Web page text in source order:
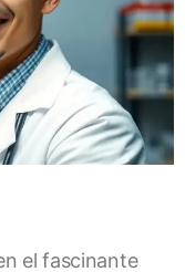
el fascinante